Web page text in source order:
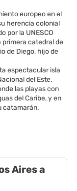
europeo en el
herencia colonial
por la UNESCO
primera catedral de
de Diego, hijo de
espectacular isla
del Este.
las playas con
del Caribe, y en
Aires a